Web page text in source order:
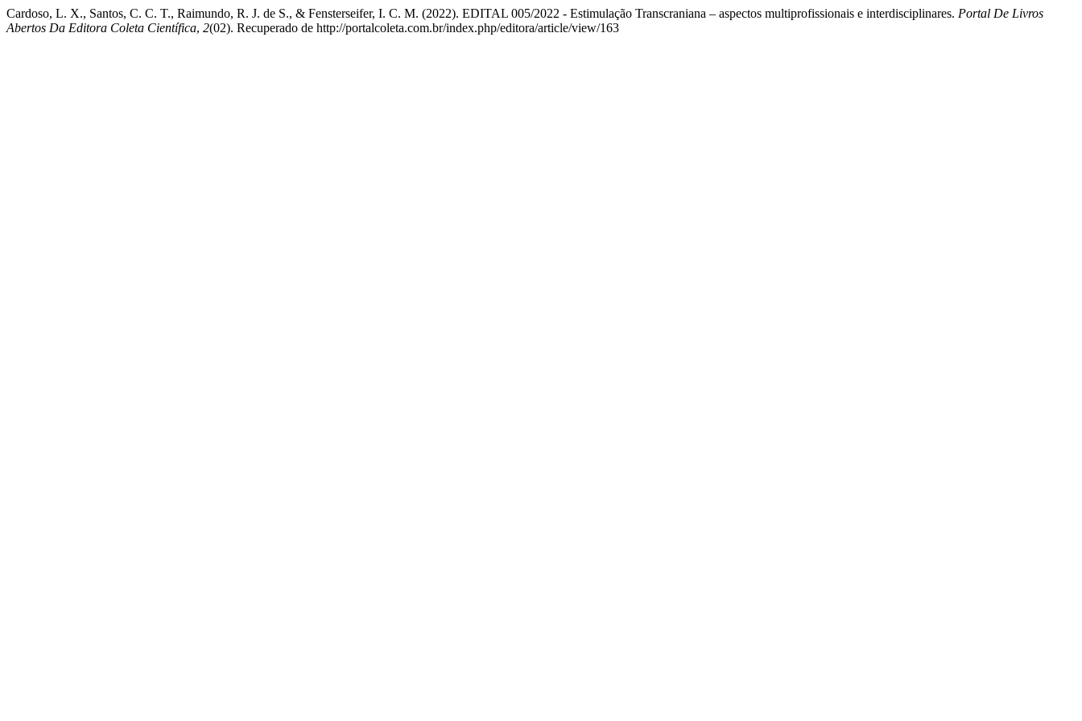
Cardoso, L. X., Santos, C. C. T., Raimundo, R. J. de S., & Fensterseifer, I. C. M. (2022). EDITAL 005/2022 - Estimulação Transcraniana – aspectos multiprofissionais e interdisciplinares. Portal De Livros
Abertos Da Editora Coleta Científica, 2(02). Recuperado de http://portalcoleta.com.br/index.php/editora/article/view/163